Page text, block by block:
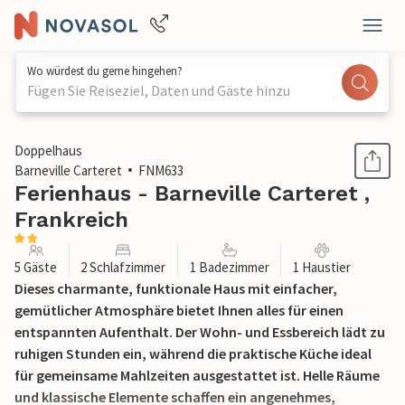
Wo würdest du gerne hingehen?
Fügen Sie Reiseziel, Daten und Gäste hinzu
1 / 23
Doppelhaus
Barneville Carteret
FNM633
Ferienhaus - Barneville Carteret ,
Frankreich
5 Gäste 2 Schlafzimmer 1 Badezimmer 1 Haustier
Dieses charmante, funktionale Haus mit einfacher,
gemütlicher Atmosphäre bietet Ihnen alles für einen
entspannten Aufenthalt. Der Wohn- und Essbereich lädt zu
ruhigen Stunden ein, während die praktische Küche ideal
für gemeinsame Mahlzeiten ausgestattet ist. Helle Räume
und klassische Elemente schaffen ein angenehmes,